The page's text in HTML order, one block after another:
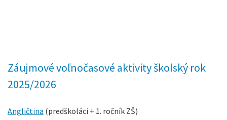
Záujmové voľnočasové aktivity školský rok
2025/2026
Angličtina (predškoláci + 1. ročník ZŠ)